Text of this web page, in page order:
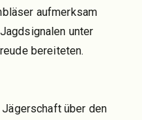
aufmerksam
unter
bereiteten.
über den